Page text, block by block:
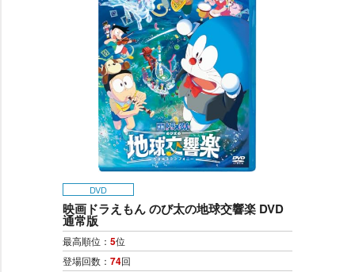
DVD
映画ドラえもん のび太の地球交響楽 DVD
通常版
最高順位： 5位
登場回数： 74回